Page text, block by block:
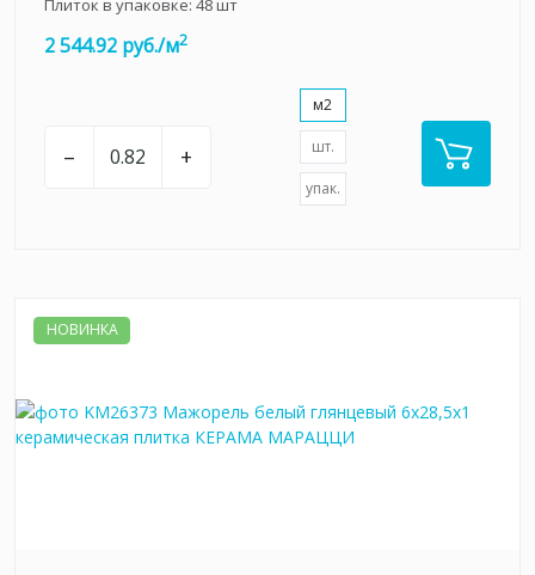
Плиток в упаковке: 48шт
2 544.92 руб./м2
– +
м2
шт.
упак.
НОВИНКА